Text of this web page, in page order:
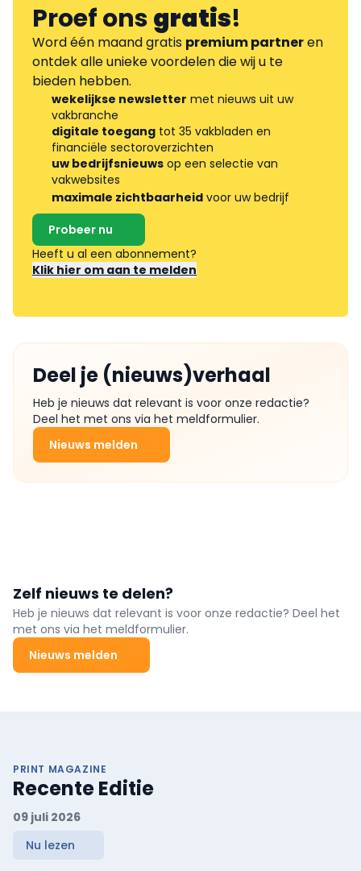
Proef onsgratis!
Word één maand gratis premium partneren
ontdek alle unieke voordelen die wij u te
bieden hebben.
wekelijkse newsletter met nieuws uit uw
vakbranche
digitale toegang tot 35 vakbladen en
financiële sectoroverzichten
uw bedrijfsnieuws op een selectie van
vakwebsites
maximale zichtbaarheid voor uw bedrijf
Probeer nu
Heeft u al een abonnement?
Klik hier om aan te melden
Deel je (nieuws)verhaal
Heb je nieuws dat relevant is voor onze redactie?
Deel het met ons via het meldformulier.
Nieuws melden
Zelf nieuws te delen?
Heb je nieuws dat relevant is voor onze redactie? Deel het
met ons via het meldformulier.
Nieuws melden
PRINT MAGAZINE
Recente Editie
09 juli 2026
Nu lezen